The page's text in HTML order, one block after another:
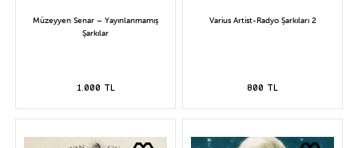
Müzeyyen Senar – Yayınlanmamış
Şarkılar
1.000 TL
Varius Artist-Radyo Şarkıları 2
800 TL